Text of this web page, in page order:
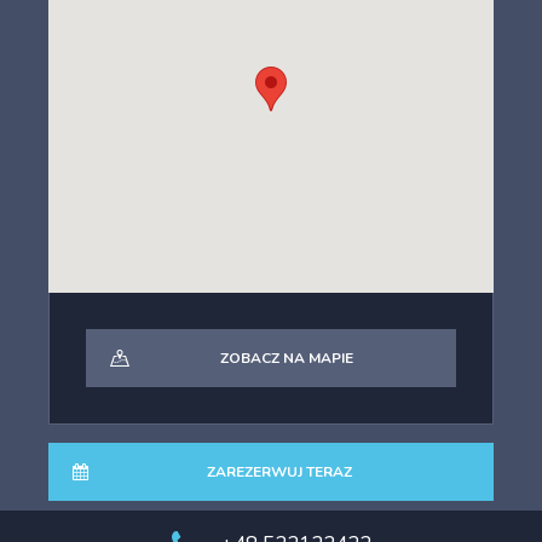
• Kościół Wang, główne wejście na szlaki – 6 km
ZOBACZ NA MAPIE
ZAREZERWUJ TERAZ